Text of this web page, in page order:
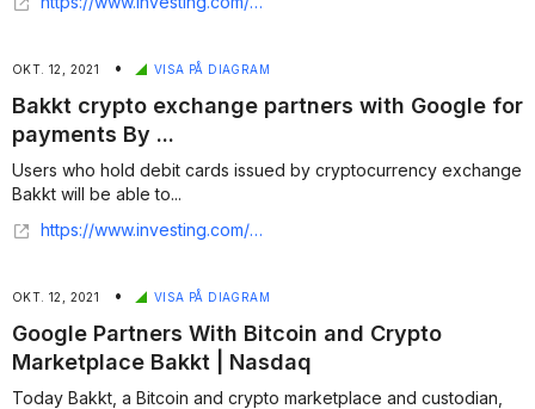
OKT. 12, 2021 • VISA PÅ DIAGRAM
Bakkt crypto exchange partners with Google for
payments By ...
Users who hold debit cards issued by cryptocurrency exchange
Bakkt will be able to...
https://www.investing.com/news/cryptocurrency-news/bakkt-crypto-exchange-partners-with-google-for-payments-2640618
OKT. 12, 2021 • VISA PÅ DIAGRAM
Google Partners With Bitcoin and Crypto
Marketplace Bakkt | Nasdaq
Today Bakkt, a Bitcoin and crypto marketplace and custodian,